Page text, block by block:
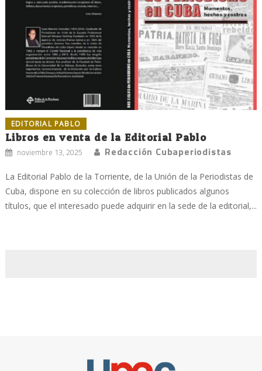
EDITORIAL PABLO
Libros en venta de la Editorial Pablo
noviembre 13, 2025 Redacción Cubaperiodistas
La Editorial Pablo de la Torriente, de la Unión de la Periodistas de
Cuba, dispone en su colección de libros publicados algunos
títulos, que el interesado puede adquirir en la sede de la editorial,...